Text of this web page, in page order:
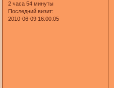
2 часа 54 минуты
Последний визит:
2010-06-09 16:00:05